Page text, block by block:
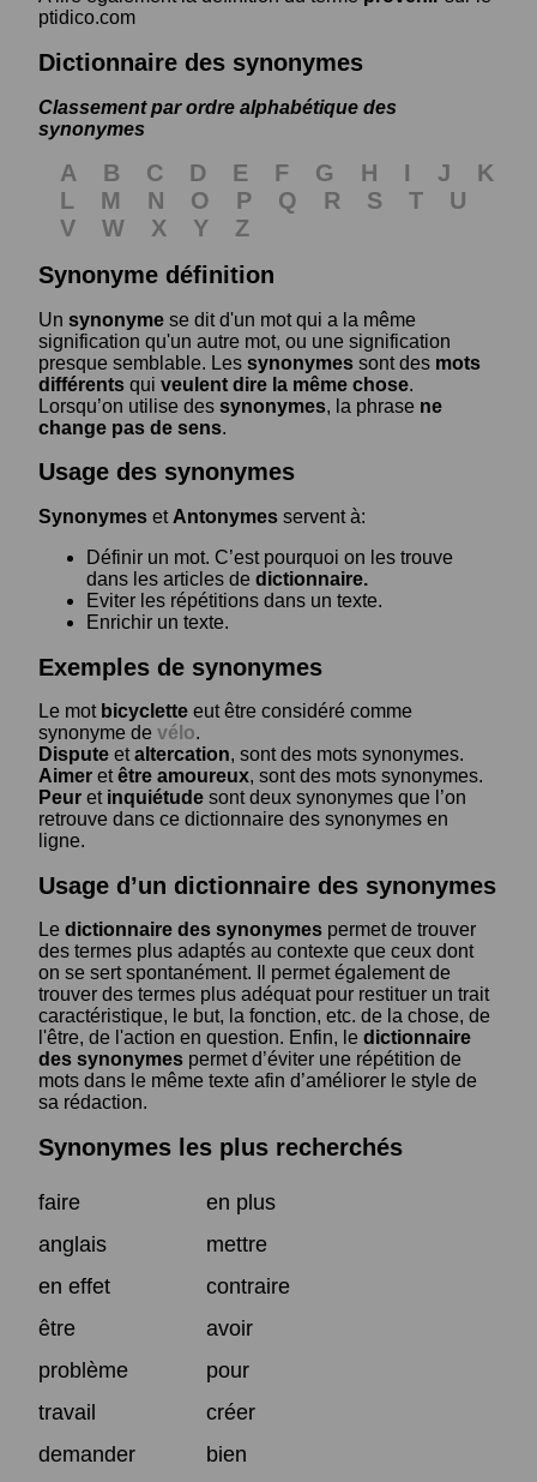
ptidico.com
Dictionnaire des synonymes
Classement par ordre alphabétique des
synonymes
A B C D E F G H I J
K
L
M N O P Q R S T
U
V
W X Y
Z
Synonyme définition
Un synonyme se dit d'un mot qui a la même
signification qu'un autre mot, ou une signification
presque semblable. Les synonymes sont des mots
différents qui veulent dire la même chose.
Lorsqu’on utilise des synonymes, la phrase ne
change pas de sens.
Usage des synonymes
Synonymes et Antonymes servent à:
Définir un mot. C’est pourquoi on les trouve
dans les articles de dictionnaire.
Eviter les répétitions dans un texte.
Enrichir un texte.
Exemples de synonymes
Le mot bicyclette eut être considéré comme
synonyme de vélo.
Dispute etaltercation, sont des mots synonymes.
Aimer etêtre amoureux, sont des mots synonymes.
Peur et inquiétude sont deux synonymes que l’on
retrouve dans ce dictionnaire des synonymes en
ligne.
Usage d’un dictionnaire des synonymes
Le dictionnaire des synonymes permet de trouver
des termes plus adaptés au contexte que ceux dont
on se sert spontanément. Il permet également de
trouver des termes plus adéquat pour restituer un trait
caractéristique, le but, la fonction, etc. de la chose, de
l'être, de l'action en question. Enfin, le dictionnaire
des synonymes permet d’éviter une répétition de
mots dans le même texte afin d’améliorer le style de
sa rédaction.
Synonymes les plus recherchés
faire
en plus
anglais
mettre
en effet
contraire
être
avoir
problème
pour
travail
créer
demander
bien